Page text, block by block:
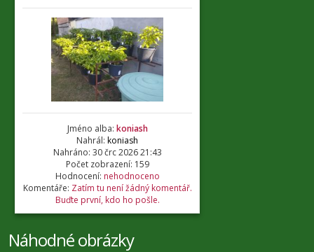
Jméno alba: koniash
Nahrál: koniash
Nahráno: 30 črc 2026 21:43
Počet zobrazení: 159
Hodnocení: nehodnoceno
Komentáře: Zatím tu není žádný komentář.
Buďte první, kdo ho pošle.
Náhodné obrázky